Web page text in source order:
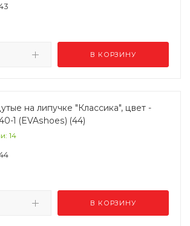
В КОРЗИНУ
на липучке "Классика", цвет -
1 (EVAshoes) (44)
14
В КОРЗИНУ